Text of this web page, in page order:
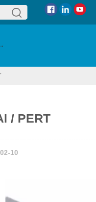
/ PERT
10